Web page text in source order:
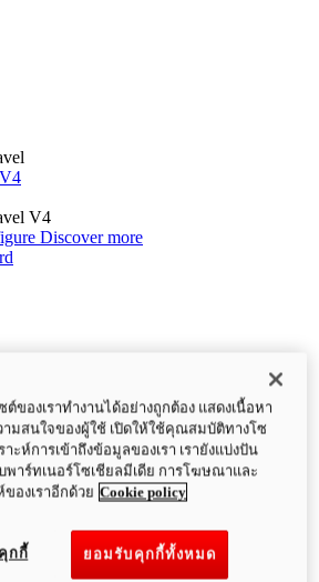
V4
V4
Discover more
ต์ของเราทำงานได้อย่างถูกต้อง แสดงเนื้อหา
มสนใจของผู้ใช้ เปิดให้ใช้คุณสมบัติทางโซ
าะห์การเข้าถึงข้อมูลของเรา เรายังแบ่งปัน
าร์ทเนอร์โซเชียลมีเดีย การโฆษณาและ
ของเราอีกด้วย Cookie policy
ยอมรับคุกกี้ทั้งหมด
กกี้